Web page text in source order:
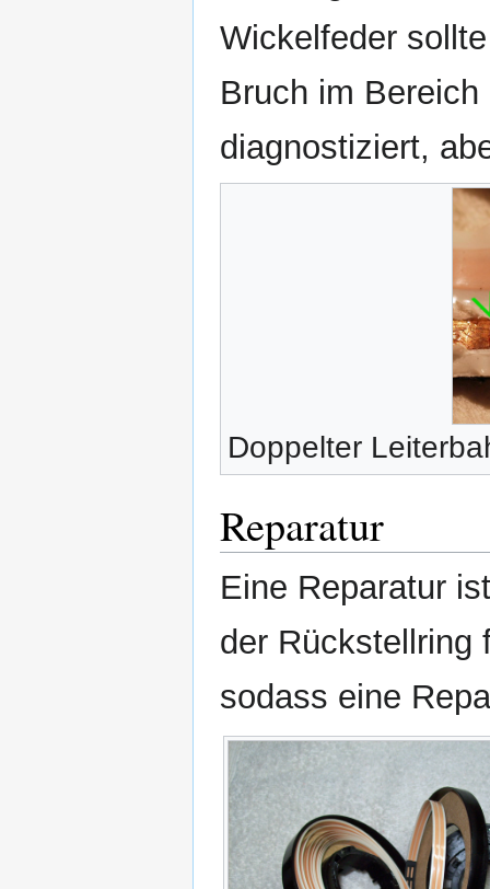
Wickelfeder
Bruch im
diagnostiziert,
Doppelter
Reparatur
Eine Reparatur
der Rückstellring
sodass eine